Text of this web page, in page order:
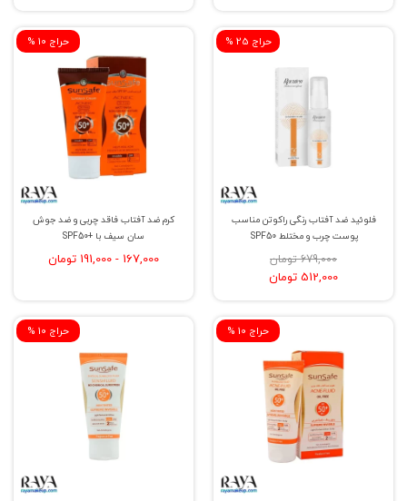
% حراج 25
فلوئید ضد آفتاب رنگی راکوتن مناسب
پوست چرب و مختلط SPF50
679,000 تومان
512,000 تومان
% حراج 10
کرم ضد آفتاب فاقد چربی و ضد جوش
سان سیف با +SPF50
167,000 - 191,000 تومان
% حراج 10 % حراج 10